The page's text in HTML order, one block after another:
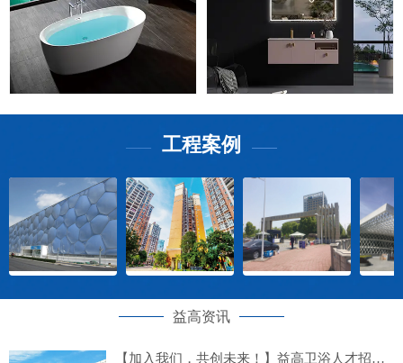
—— 工程案例 ——
益高资讯
【加入我们，共创未来！】益高卫浴人才招募计划正式启动